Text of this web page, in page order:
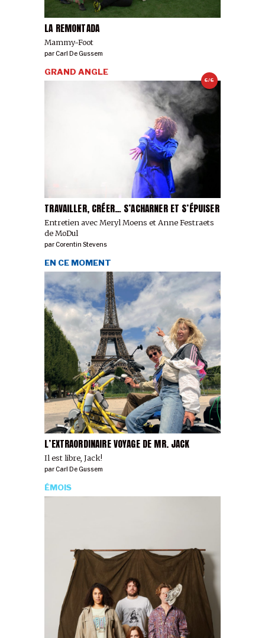
LA REMONTADA
Mammy-Foot
parCarl De Gussem
6/6
TRAVAILLER, CRÉER… S’ACHARNER ET S’ÉPUISER
Entretien avec Meryl Moens et Anne Festraets
de MoDul
GRAND ANGLE
parCorentin Stevens
L’EXTRAORDINAIRE VOYAGE DE MR. JACK
Il est libre, Jack!
EN CE MOMENT
parCarl De Gussem
ÉMOIS